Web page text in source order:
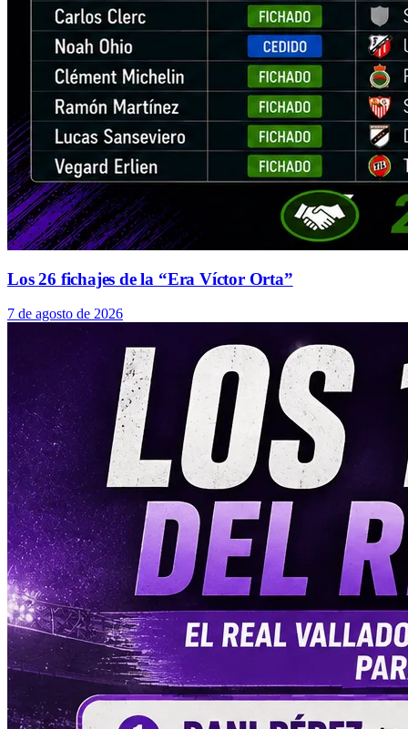
Los 26 fichajes de la “Era Víctor Orta”
7 de agosto de 2026